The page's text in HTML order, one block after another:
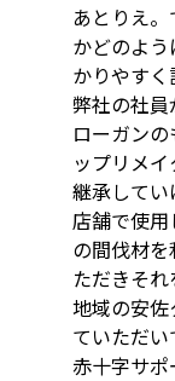
あとりえ
かどのよ
かりやす
弊社の社
ローガン
ップリメ
継承してい
店舗で使
の間伐材
ただきそ
地域の安
ていただ
赤十字サ